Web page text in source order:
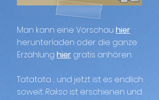
Man kann eine Vorschau hier
herunterladen oder die ganze
Erzählung hier gratis anhören.
Tatatata ... und jetzt ist es endlich
soweit:Rakso ist erschienen und